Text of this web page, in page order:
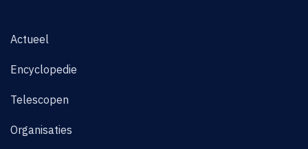
Actueel
Encyclopedie
Telescopen
Organisaties